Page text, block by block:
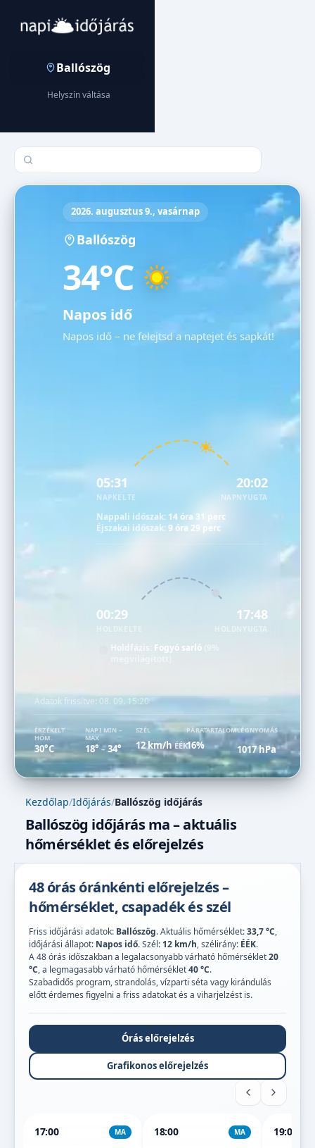
Ballószög
Helyszín váltása
Település keresése
2026. augusztus 9., vasárnap
Ballószög
34°C
Napos idő
Napos idő – ne felejtsd a naptejet és sapkát!
05:31
NAPKELTE
20:02
NAPNYUGTA
Nappali időszak: 14 óra 31 perc
Éjszakai időszak:9 óra 29 perc
00:29 17:48
HOLDNYUGTA
Holdfázis: Fogyó sarló
Adatok frissítve: 08. 09. 15:20
ÉRZÉKELT
HŐM.
30°C
NAPI MIN –
MAX
18° –34°
SZÉL
12 km/hÉÉK
PÁRATARTALOM
16%
LÉGNYOMÁS
1017 hPa
Kezdőlap/Időjárás/Ballószög időjárás
Ballószög időjárás ma – aktuális
hőmérséklet és előrejelzés
48 órás óránkénti előrejelzés –
hőmérséklet, csapadék és szél
Friss időjárási adatok: Ballószög. Aktuális hőmérséklet:33,7 °C,
időjárási állapot: Napos idő. Szél: 12 km/h, szélirány: ÉÉK.
A 48 órás időszakban a legalacsonyabb várható hőmérséklet20
°C, a legmagasabb várható hőmérséklet40 °C.
Szabadidős program, strandolás, vízparti séta vagy kirándulás
előtt érdemes figyelni a friss adatokat és a viharjelzést is.
Órás előrejelzés
Grafikonos előrejelzés
17:00 MA 18:00 MA 19:00